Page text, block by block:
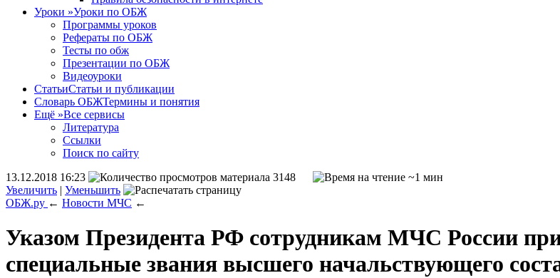
Уроки »Уроки по ОБЖ
Программы уроков
Рефераты по ОБЖ
Тесты по обж
Презентации по ОБЖ
Видеоуроки
СтатьиСтатьи и публикации
Словарь ОБЖТермины и понятия
Ещё »Все сервисы
Литература
Ссылки
Поиск по сайту
13.12.2018 16:23
3148
~1 мин
Увеличить | Уменьшить
ОБЖ.ру ← Новости МЧС ←
Указом Президента РФ сотрудникам МЧС России
специальные звания высшего начальствующего